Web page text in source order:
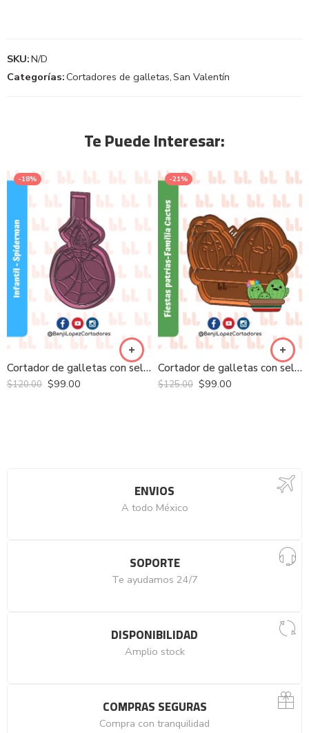
SKU:N/D
Categorías:Cortadores de galletas,San Valentín
Te Puede Interesar:
-18%
Cortador de galletas con sello – Héroes – Spiderman
$120.00 $99.00
-21%
Cortador de galletas con sello – Familia Cactus
$125.00 $99.00
ENVIOS
A todo México
SOPORTE
Te ayudamos 24/7
DISPONIBILIDAD
Amplio stock
COMPRAS SEGURAS
Compra con tranquilidad